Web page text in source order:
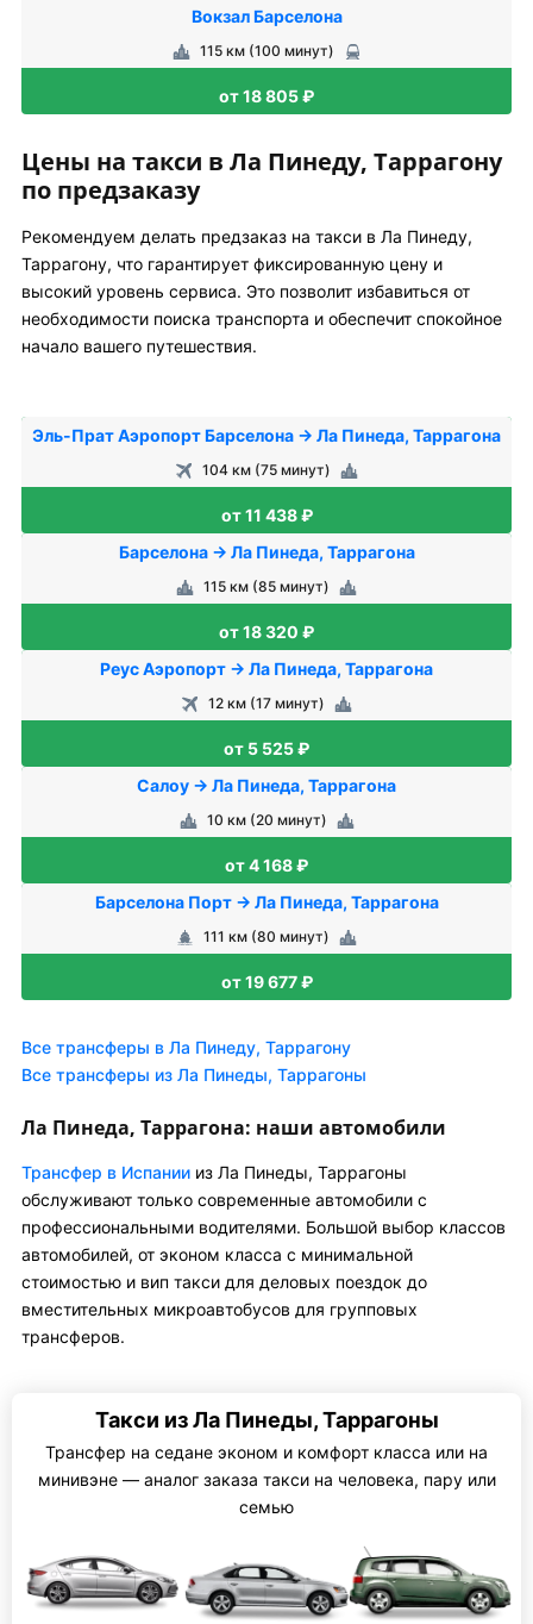
Вокзал Барселона
115 км (100 минут)
от 18 805 ₽
Цены на такси в Ла Пинеду, Таррагону
по предзаказу
Рекомендуем делать предзаказ на такси в Ла Пинеду,
Таррагону, что гарантирует фиксированную цену и
высокий уровень сервиса. Это позволит избавиться от
необходимости поиска транспорта и обеспечит спокойное
начало вашего путешествия.
Эль-Прат Аэропорт Барселона → Ла Пинеда, Таррагона
104 км (75 минут)
от 11 438 ₽
Барселона → Ла Пинеда, Таррагона
115 км (85 минут)
от 18 320 ₽
Реус Аэропорт → Ла Пинеда, Таррагона
12 км (17 минут)
от 5 525 ₽
Салоу → Ла Пинеда, Таррагона
10 км (20 минут)
от 4 168 ₽
Барселона Порт → Ла Пинеда, Таррагона
111 км (80 минут)
от 19 677 ₽
Все трансферы в Ла Пинеду, Таррагону
Все трансферы из Ла Пинеды, Таррагоны
Ла Пинеда, Таррагона: наши автомобили
Трансфер в Испании из Ла Пинеды, Таррагоны
обслуживают только современные автомобили с
профессиональными водителями. Большой выбор классов
автомобилей, от эконом класса с минимальной
стоимостью и вип такси для деловых поездок до
вместительных микроавтобусов для групповых
трансферов.
Такси из Ла Пинеды, Таррагоны
Трансфер на седане эконом и комфорт класса или на
минивэне — аналог заказа такси на человека, пару или
семью